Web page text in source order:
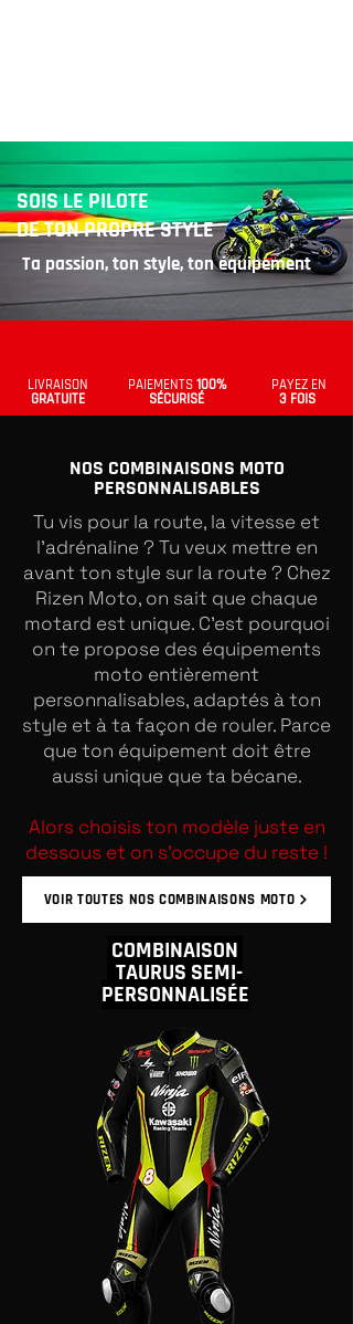
SOIS LE PILOTE
DE TON PROPRE STYLE
Ta passion, ton style, ton équipement
LIVRAISON
GRATUITE
PAIEMENTS100%
SÉCURISÉ
PAYEZ EN
3 FOIS
NOS COMBINAISONS MOTO
PERSONNALISABLES
Tu vis pour la route, la vitesse et
l’adrénaline ? Tu veux mettre en
avant ton style sur la route ? Chez
Rizen Moto, on sait que chaque
motard est unique. C’est pourquoi
on te propose des équipements
moto entièrement
personnalisables, adaptés à ton
style et à ta façon de rouler. Parce
que ton équipement doit être
aussi unique que ta bécane.
Alors choisis ton modèle juste en
dessous et on s'occupe du reste !
VOIR TOUTES NOS COMBINAISONS MOTO
COMBINAISON
TAURUS SEMI-
PERSONNALISÉE